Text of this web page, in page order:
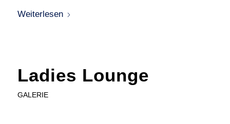
Weiterlesen
Ladies Lounge
GALERIE